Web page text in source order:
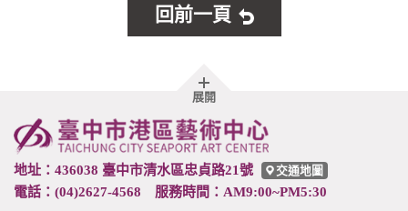
回前一頁
展開胖
尾
地址：436038 臺中市清水區忠貞路21號 交通地圖
電話：(04)2627-4568 服務時間：AM9:00~PM5:30